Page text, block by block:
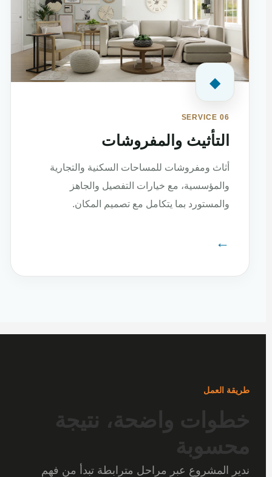
◆
SERVICE 06
التأثيث والمفروشات
أثاث ومفروشات للمساحات السكنية والتجارية
والمؤسسية، مع خيارات التفصيل والجاهز
والمستورد بما يتكامل مع تصميم المكان.
←
طريقة العمل
خطوات واضحة، نتيجة
محسوبة
ندير المشروع عبر مراحل مترابطة تبدأ من فهم